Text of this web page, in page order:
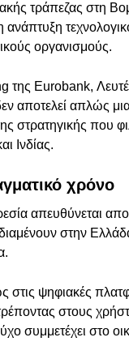
τράπεζας στη
οργανισμούς.
Eurobank,
αποτελεί απλώς
στρατηγικής που
Ινδίας.
χρόνο
απευθύνεται
στην
στις ψηφιακές
στους
συμμετέχει στο